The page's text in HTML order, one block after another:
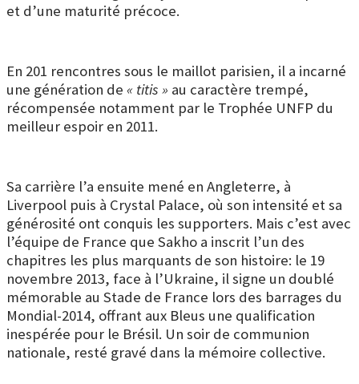
et d’une maturité précoce.
En 201 rencontres sous le maillot parisien, il a incarné
une génération de « titis » au caractère trempé,
récompensée notamment par le Trophée UNFP du
meilleur espoir en 2011.
Sa carrière l’a ensuite mené en Angleterre, à
Liverpool puis à Crystal Palace, où son intensité et sa
générosité ont conquis les supporters. Mais c’est avec
l’équipe de France que Sakho a inscrit l’un des
chapitres les plus marquants de son histoire: le 19
novembre 2013, face à l’Ukraine, il signe un doublé
mémorable au Stade de France lors des barrages du
Mondial-2014, offrant aux Bleus une qualification
inespérée pour le Brésil. Un soir de communion
nationale, resté gravé dans la mémoire collective.